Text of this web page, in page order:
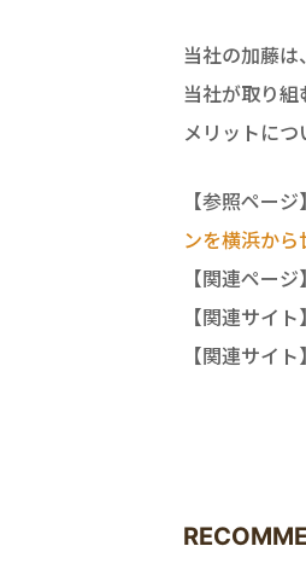
当社の加藤は
当社が取り
メリットに
【参照ペー
ンを横浜から
【関連ページ】
【関連サイト】
【関連サイト】